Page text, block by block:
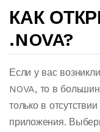
КАК
.NOVA?
Если у вас
NOVA, то в
только в
приложения.